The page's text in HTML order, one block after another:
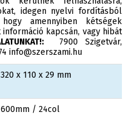
idegen nyelvi fordításból
amennyiben kétségek
kapcsán, vagy hibát
7900 Szigetvár,
info@szerszami.hu
320 x 110 x 29 mm
600mm / 24col